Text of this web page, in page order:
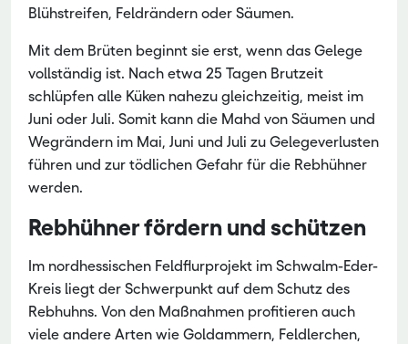
Blühstreifen, Feldrändern oder Säumen.
Mit dem Brüten beginnt sie erst, wenn das Gelege
vollständig ist. Nach etwa 25 Tagen Brutzeit
schlüpfen alle Küken nahezu gleichzeitig, meist im
Juni oder Juli. Somit kann die Mahd von Säumen und
Wegrändern im Mai, Juni und Juli zu Gelegeverlusten
führen und zur tödlichen Gefahr für die Rebhühner
werden.
Rebhühner fördern und schützen
Im nordhessischen Feldflurprojekt im Schwalm-Eder-
Kreis liegt der Schwerpunkt auf dem Schutz des
Rebhuhns. Von den Maßnahmen profitieren auch
viele andere Arten wie Goldammern, Feldlerchen,